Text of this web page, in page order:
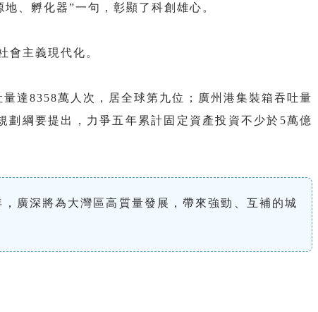
、孵化器”一句，彰顯了科創雄心。
會主義現代化。
達8358萬人次，居全球第九位；廣州港集裝箱吞吐量
綱要提出，力爭五年累計固定資產投資不少於5萬億
廣深將為大灣區高質量發展，帶來強勁、互補的城